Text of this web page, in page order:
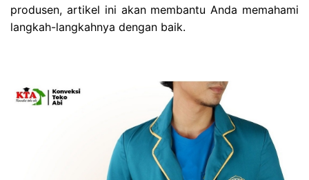
produsen, artikel ini akan membantu Anda memahami
langkah-langkahnya dengan baik.